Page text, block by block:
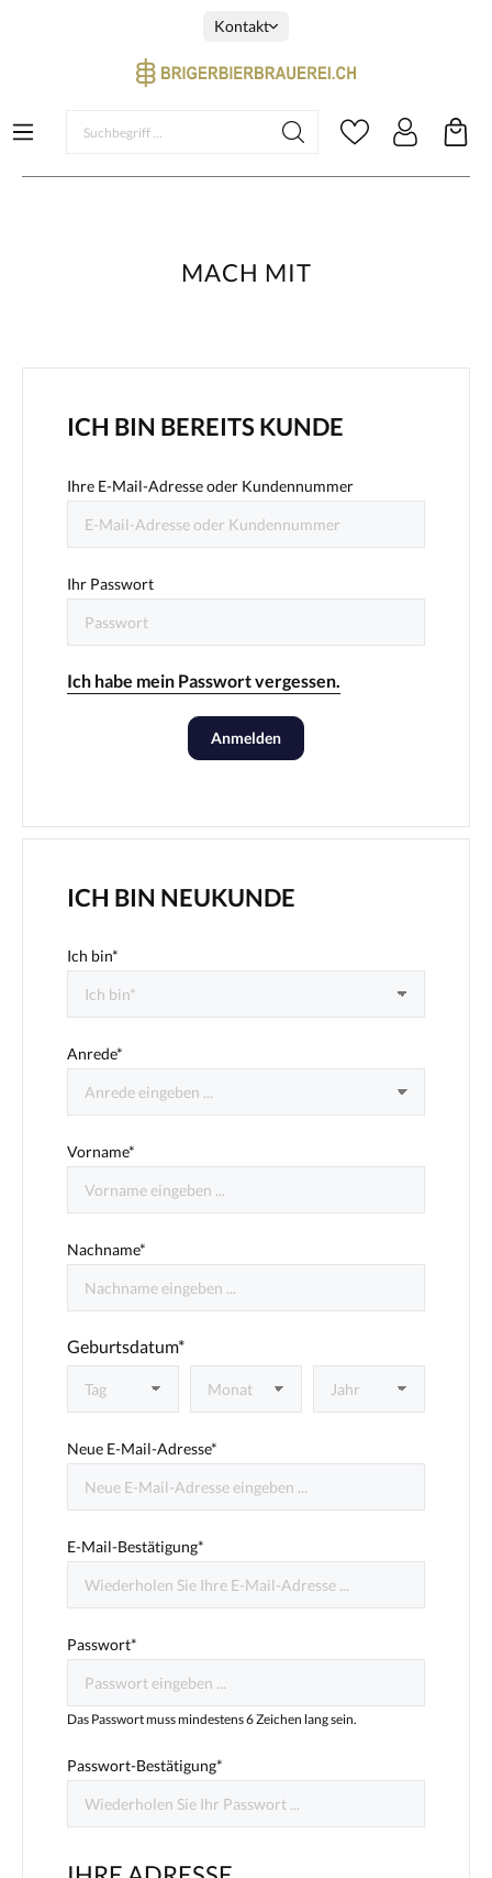
Kontakt
MACH MIT
ICH BIN BEREITS KUNDE
Ihre E-Mail-Adresse oder Kundennummer
Ihr Passwort
Ich habe mein Passwort vergessen.
Anmelden
ICH BIN NEUKUNDE
Ich bin*
Anrede*
Vorname*
Nachname*
Geburtsdatum*
Neue E-Mail-Adresse*
E-Mail-Bestätigung*
Passwort*
Das Passwort muss mindestens 6 Zeichen lang sein.
Passwort-Bestätigung*